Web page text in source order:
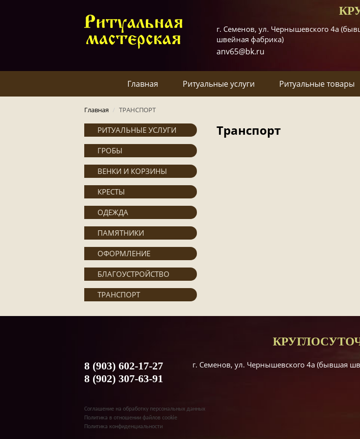
г. Семенов, ул. Чернышевского 4а
швейная фабрика)
anv65@bk.ru
Главная Ритуальные услуги Ритуальные товары
Главная / ТРАНСПОРТ
Транспорт
РИТУАЛЬНЫЕ УСЛУГИ
ГРОБЫ
ВЕНКИ И КОРЗИНЫ
КРЕСТЫ
ОДЕЖДА
ПАМЯТНИКИ
ОФОРМЛЕНИЕ
БЛАГОУСТРОЙСТВО
ТРАНСПОРТ
8 (903) 602-17-27
8 (902) 307-63-91
г. Семенов, ул. Чернышевского 4а (бывшая
Соглашение на обработку персональных данных
Политика в отношении файлов cookie
Политика конфиденциальности